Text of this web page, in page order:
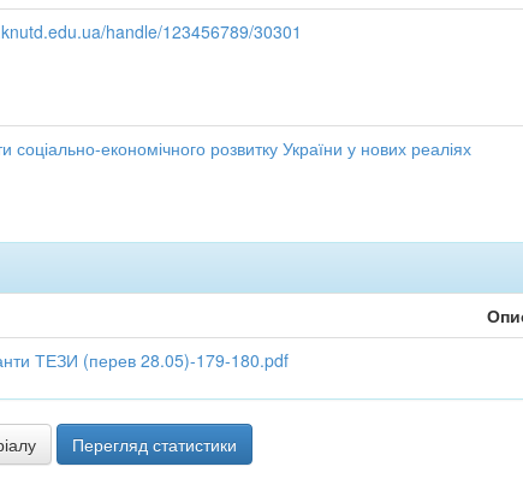
handle/123456789/30301
соціально-економічного розвитку України у нових реаліях
ТЕЗИ (перев 28.05)-179-180.pdf
Перегляд статистики